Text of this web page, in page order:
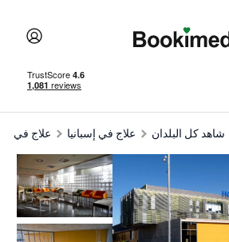
شاهد كل البلدان علاج في إسبانيا علاج في